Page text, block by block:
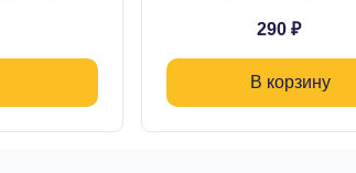
290 ₽
В корзину